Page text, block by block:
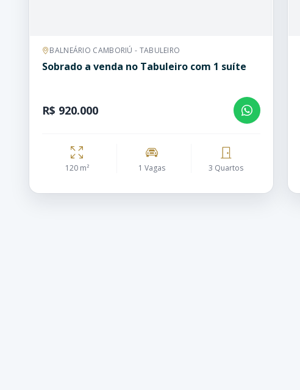
BALNEÁRIO CAMBORIÚ - TABULEIRO
Sobrado a venda no Tabuleiro com 1 suíte
R$ 920.000
120 m² 1 Vagas 3 Quartos